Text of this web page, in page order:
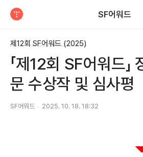
SF어워드
제12회 SF어워드 (2025)
「제12회 SF어워드」
문 수상작 및 심사평
SF어워드 2025. 10. 18. 18:32